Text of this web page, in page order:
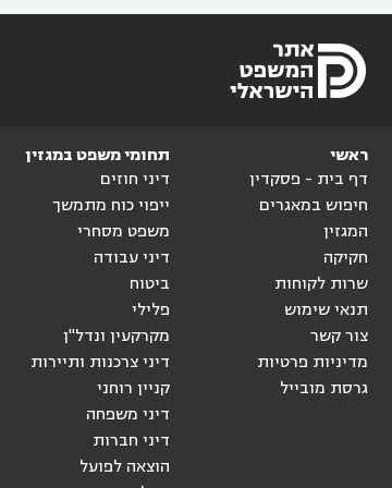
ראשי
דף בית - פסקדין
חיפוש במאגרים
המגזין
חקיקה
שרות לקוחות
תנאי שימוש
צור קשר
מדיניות פרטיות
גרסת מובייל
תחומי משפט במגזין
דיני חוזים
ייפוי כוח מתמשך
משפט מסחרי
דיני עבודה
ביטוח
פלילי
מקרקעין ונדל"ן
דיני צרכנות ותיירות
קניין רוחני
דיני משפחה
דיני חברות
הוצאה לפועל